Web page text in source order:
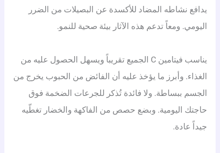
يدافع نشاطه المضاد للأكسدة عن البصيلات من الضرر
اليومي. ومعاً تدعم هذه الآثار بيئة صحية للنمو.
يناسب فيتامين C الجميع تقريباً ويسهل الحصول عليه من
الغذاء. وأبرز ما يؤخذ عليه أن الفائض من الحبوب يخرج من
الجسم ببساطة. ولا فائدة تُذكر للجرعات الضخمة فوق
حاجتك اليومية. وبضع حصص من الفاكهة والخضار تغطّيه
جيداً عادة.